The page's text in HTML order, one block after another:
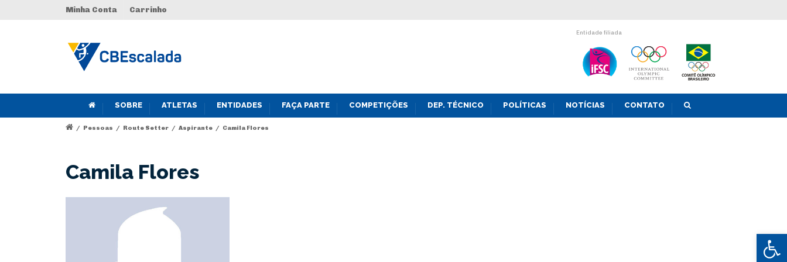
Abrir
Minha Conta Carrinho
Entidade filiada
SOBRE ATLETAS ENTIDADES FAÇA PARTE COMPETIÇÕES DEP. TÉCNICO POLÍTICAS NOTÍCIAS CONTATO
/ Pessoas / Route Setter / Aspirante / Camila Flores
Camila Flores